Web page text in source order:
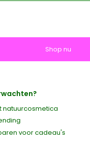
Shop nu
natuurcosmetica
voor cadeau's